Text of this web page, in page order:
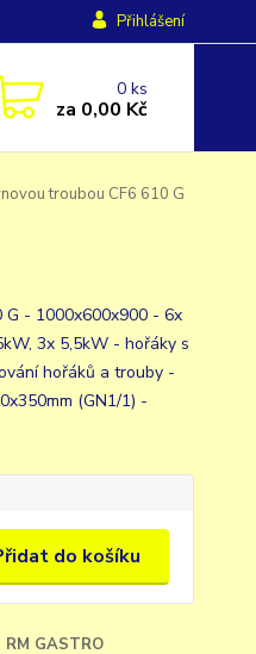
Přihlášení
0ks
za 0,00 Kč
troubou CF6 610 G
G - 1000x600x900 - 6x
3x 5,5kW - hořáky s
hořáků a trouby -
(GN1/1) -
do košíku
RM GASTRO